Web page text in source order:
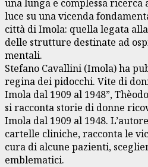
una lunga e complessa
luce su una vicenda
città di Imola: quella legata
delle strutture destinate ad
mentali.
Stefano Cavallini (Imola) ha
regina dei pidocchi. Vite di
Imola dal 1909 al 1948”,
si racconta storie di donne
Imola dal 1909 al 1948.
cartelle cliniche, racconta le
cura di alcune pazienti,
emblematici.